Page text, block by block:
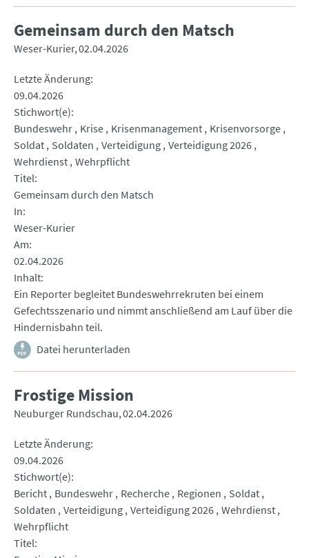
Gemeinsam durch den Matsch
Weser-Kurier 02.04.2026
Letzte Änderung
09.04.2026
Stichwort(e)
Bundeswehr Krise Krisenmanagement Krisenvorsorge
Soldat Soldaten Verteidigung Verteidigung 2026
Wehrdienst Wehrpflicht
Titel
Gemeinsam durch den Matsch
In
Weser-Kurier
Am
02.04.2026
Inhalt
Ein Reporter begleitet Bundeswehrrekruten bei einem
Gefechtsszenario und nimmt anschließend am Lauf über die
Hindernisbahn teil.
Datei herunterladen
Frostige Mission
Neuburger Rundschau 02.04.2026
Letzte Änderung
09.04.2026
Stichwort(e)
Bericht Bundeswehr Recherche Regionen
Soldat
Soldaten Verteidigung Verteidigung 2026 Wehrdienst
Wehrpflicht
Titel